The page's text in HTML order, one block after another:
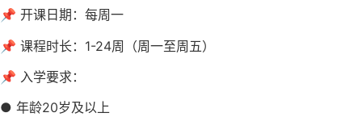
📌 开课日期：每周一
📌 课程时长：1-24周（周一至周五）
📌 入学要求：
● 年龄20岁及以上